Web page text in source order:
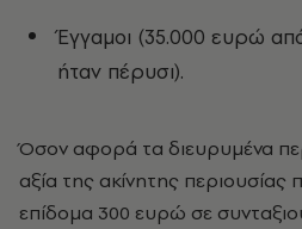
Έγγαμοι (35.000 ευρώ
ήταν πέρυσι).
Όσον αφορά τα διευρυμένα
αξία της ακίνητης περιουσίας
επίδομα 300 ευρώ σε